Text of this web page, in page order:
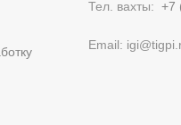
Тел. вахты: +7
Email: